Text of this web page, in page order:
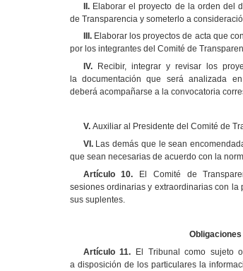
II.Elaborar el proyecto de la orden del
de Transparencia y someterlo a
III.Elaborar los proyectos de acta que
por los integrantes del Comité de
IV.Recibir, integrar y revisar los
la documentación que será analizada
deberá acompañarse a la convocatoria
V.Auxiliar al Presidente del Comité de
VI.Las demás que le sean
que sean necesarias de acuerdo con la
Artículo 10. El Comité de
sesiones ordinarias y extraordinarias con
sus suplentes.
Artículo 11.
El Tribunal como sujeto
a disposición de los particulares la